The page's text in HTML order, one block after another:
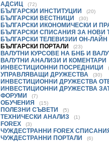
АДСИЦ (72)
БЪЛГАРСКИ ИНСТИТУЦИИ (20)
БЪЛГАРСКИ ВЕСТНИЦИ (30)
БЪЛГАРСКИ ИКОНОМИЧЕСКИ И
БЪЛГАРСКИ СПИСАНИЯ ЗА НОВИ
БЪЛГАРСКИ ТЕЛЕВИЗИИ ОН-ЛАЙН
БЪЛГАРСКИ ПОРТАЛИ
(23)
ВАЛУТНИ КУРСОВЕ НА БНБ И
ВАЛУТНИ АНАЛИЗИ И КОМЕНТАРИ
ИНВЕСТИЦИОННИ ПОСРЕДНИЦИ
УПРАВЛЯВАЩИ ДРУЖЕСТВА (30)
ИНВЕСТИЦИОННИ ДРУЖЕСТВА
ИНВЕСТИЦИОННИ ДРУЖЕСТВА
ФОРУМИ
(7)
ОБУЧЕНИЯ (15)
ПОЛЕЗНИ СЪВЕТИ (5)
ТЕХНИЧЕСКИ АНАЛИЗ (1)
FOREX (3)
ЧУЖДЕСТРАННИ FOREX
ЧУЖДЕСТРАННИ ПОРТАЛИ
(6)